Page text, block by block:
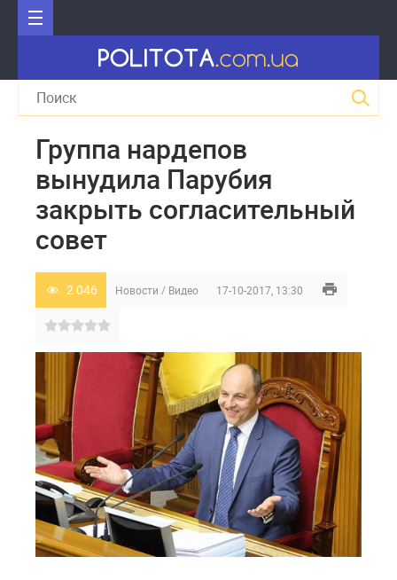
Группа нардепов
вынудила Парубия
закрыть согласительный
совет
2 046 Новости / Видео 17-10-2017, 13:30